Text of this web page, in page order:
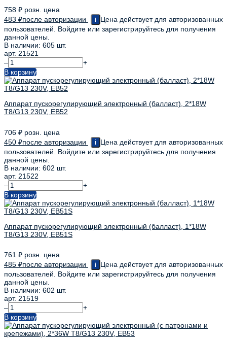
758 ₽ розн. цена
483 ₽после авторизации i
Цена действует для авторизованных
пользователей. Войдите или зарегистрируйтесь для получения
данной цены.
В наличии: 605 шт.
арт. 21521
–
+
В корзину
Аппарат пускорегулирующий электронный (балласт), 2*18W
T8/G13 230V, EB52
706 ₽ розн. цена
450 ₽после авторизации i
Цена действует для авторизованных
пользователей. Войдите или зарегистрируйтесь для получения
данной цены.
В наличии: 602 шт.
арт. 21522
–
+
В корзину
Аппарат пускорегулирующий электронный (балласт), 1*18W
T8/G13 230V, EB51S
761 ₽ розн. цена
485 ₽после авторизации i
Цена действует для авторизованных
пользователей. Войдите или зарегистрируйтесь для получения
данной цены.
В наличии: 602 шт.
арт. 21519
–
+
В корзину